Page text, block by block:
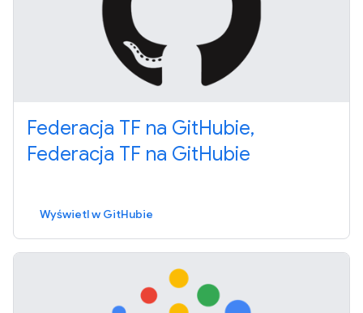
Federacja TF na GitHubie,
Federacja TF na GitHubie
Wyświetl w GitHubie